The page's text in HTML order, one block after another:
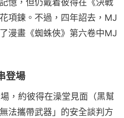
憶，但仍戴着彼得在《決戰
項鍊。不過，四年詔去，MJ
漫畫《蜘蛛俠》第六卷中MJ
登場
，約彼得在澡堂見面（黑幫
法攜帶武器」的安全談判方